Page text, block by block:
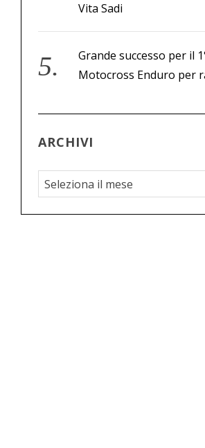
Vita Sadi
Grande successo per il
Motocross Enduro per
ARCHIVI
A
r
c